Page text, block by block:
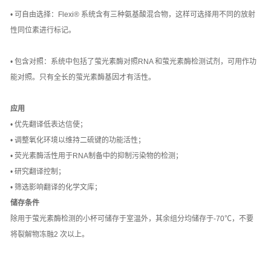
• 可自由选择：Flexi® 系统含有三种氨基酸混合物，这样可选择用不同的放射
性同位素进行标记。
• 包含对照：系统中包括了萤光素酶对照RNA 和萤光素酶检测试剂，可用作功
能对照。只有全长的萤光素酶基因才有活性。
应用
• 优先翻译低表达信使；
• 调整氧化环境以维持二硫键的功能活性；
• 荧光素酶活性用于RNA制备中的抑制污染物的检测；
• 研究翻译控制；
• 筛选影响翻译的化学文库；
储存条件
除用于萤光素酶检测的小杯可储存于室温外，其余组分均储存于-70℃，不要
将裂解物冻融2 次以上。